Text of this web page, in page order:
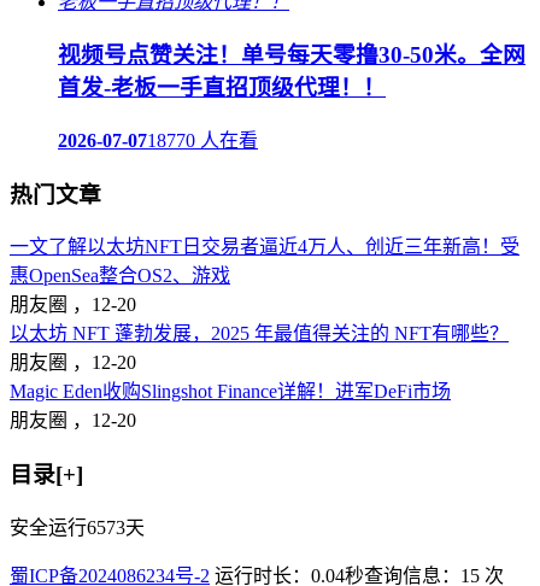
视频号点赞关注！单号每天零撸30-50米。全网
首发-老板一手直招顶级代理！！
2026-07-0718770 人在看
热门文章
一文了解以太坊NFT日交易者逼近4万人、创近三年新高！受
惠OpenSea整合OS2、游戏
朋友圈 ， 12-20
以太坊 NFT 蓬勃发展，2025 年最值得关注的 NFT有哪些？
朋友圈 ， 12-20
Magic Eden收购Slingshot Finance详解！进军DeFi市场
朋友圈 ， 12-20
目录[+]
安全运行6573天
蜀ICP备2024086234号-2 运行时长：0.04秒查询信息：15 次